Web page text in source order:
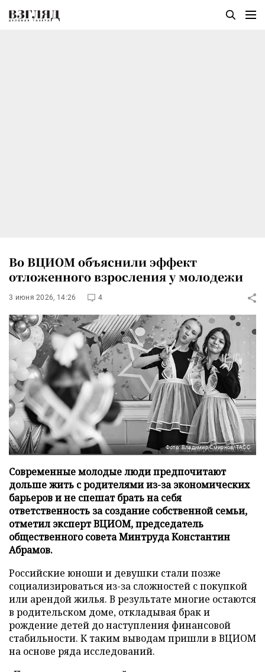
Во ВЦИОМ объяснили эффект
отложенного взросления у молодежи
3 июня 2026, 14:26 4
Фото: Владимир Смирнов/ТАСС
Современные молодые люди предпочитают
дольше жить с родителями из-за экономических
барьеров и не спешат брать на себя
ответственность за создание собственной семьи,
отметил эксперт ВЦИОМ, председатель
общественного совета Минтруда Константин
Абрамов.
Российские юноши и девушки стали позже
социализироваться из-за сложностей с покупкой
или арендой жилья. В результате многие остаются
в родительском доме, откладывая брак и
рождение детей до наступления финансовой
стабильности. К таким выводам пришли в ВЦИОМ
на основе ряда исследований.